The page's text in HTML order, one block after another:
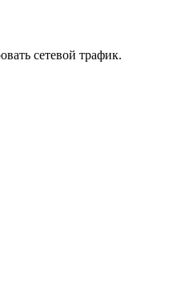
сетевой трафик.